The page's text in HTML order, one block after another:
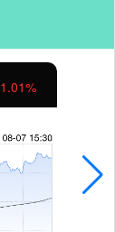
1.01%